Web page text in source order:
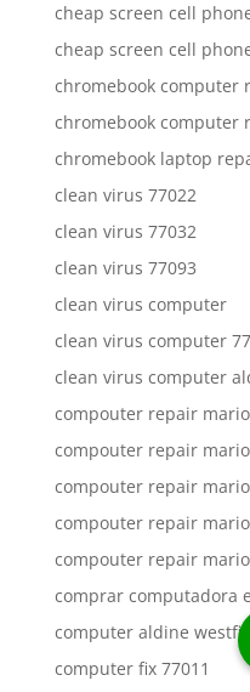
cheap screen cell
cheap screen cell
chromebook computer
chromebook computer
chromebook laptop
clean virus 77022
clean virus 77032
clean virus 77093
clean virus computer
clean virus computer
clean virus computer
compouter repair
compouter repair
compouter repair
compouter repair
compouter repair
comprar computadora
computer aldine
computer fix 77011